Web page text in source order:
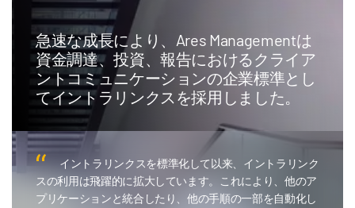
急速な成長により、Ares Managementは
資金調達、投資、報告におけるクライア
ントコミュニケーションの企業標準とし
てイントラリンクスを採用しました。
イントラリンクスを標準化して以来、イントラリンク
スの利用は飛躍的に拡大しています。これにより、他のア
プリケーションと統合したり、他の手順の一部を自動化し